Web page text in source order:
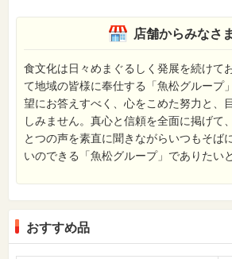
店舗からみなさ
食文化は日々めまぐるしく発展を続けて
て地域の皆様に奉仕する「魚松グループ
望にお答えすべく、心をこめた努力と、
しみません。真心と信頼を全面に掲げて
とつの声を素直に聞きながらいつもそば
いのできる「魚松グループ」でありたい
おすすめ品